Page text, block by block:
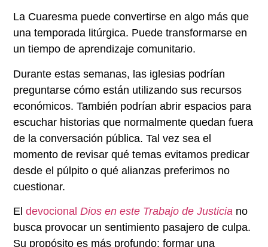
La Cuaresma puede convertirse en algo más que
una temporada litúrgica. Puede transformarse en
un tiempo de aprendizaje comunitario.
Durante estas semanas, las iglesias podrían
preguntarse cómo están utilizando sus recursos
económicos. También podrían abrir espacios para
escuchar historias que normalmente quedan fuera
de la conversación pública. Tal vez sea el
momento de revisar qué temas evitamos predicar
desde el púlpito o qué alianzas preferimos no
cuestionar.
EldevocionalDios en este Trabajo de Justicia no
busca provocar un sentimiento pasajero de culpa.
Su propósito es más profundo: formar una